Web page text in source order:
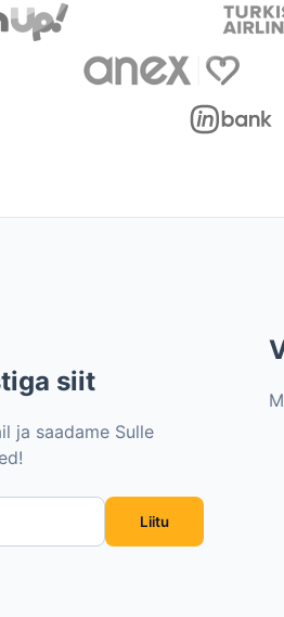
siit
ja saadame Sulle
Liitu